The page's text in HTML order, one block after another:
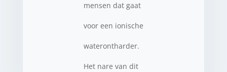
mensen dat gaat
voor een ionische
waterontharder.
Het nare van dit